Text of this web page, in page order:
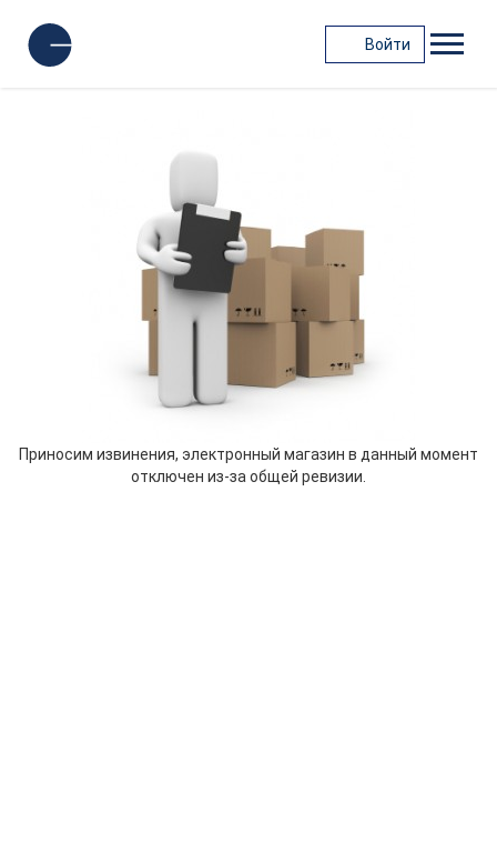
Войти
Приносим извинения, электронный магазин в данный момент
отключен из-за общей ревизии.